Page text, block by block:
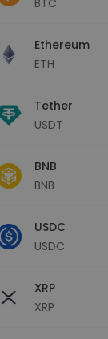
Finde deine
Ethereum
ETH
Tether
USDT
BNB
BNB
USDC
USDC
XRP
XRP